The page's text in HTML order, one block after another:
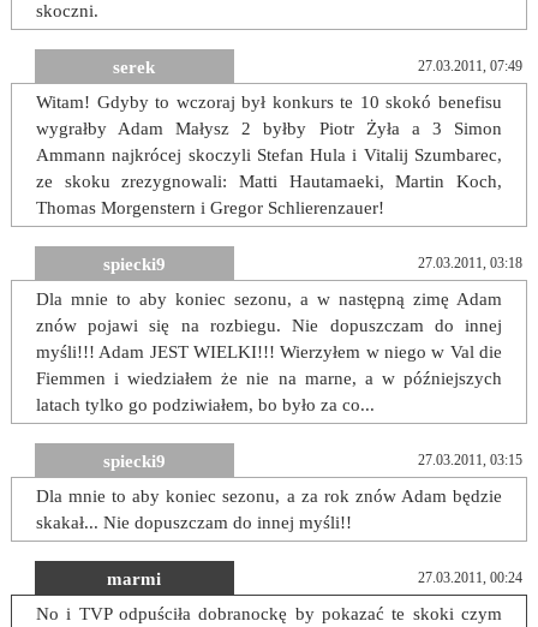
skoczni.
serek 27.03.2011, 07:49
Witam! Gdyby to wczoraj był konkurs te 10 skokó benefisu
wygrałby Adam Małysz 2 byłby Piotr Żyła a 3 Simon
Ammann najkrócej skoczyli Stefan Hula i Vitalij Szumbarec,
ze skoku zrezygnowali: Matti Hautamaeki, Martin Koch,
Thomas Morgenstern i Gregor Schlierenzauer!
spiecki9 27.03.2011, 03:18
Dla mnie to aby koniec sezonu, a w następną zimę Adam
znów pojawi się na rozbiegu. Nie dopuszczam do innej
myśli!!! Adam JEST WIELKI!!! Wierzyłem w niego w Val die
Fiemmen i wiedziałem że nie na marne, a w późniejszych
latach tylko go podziwiałem, bo było za co...
spiecki9 27.03.2011, 03:15
Dla mnie to aby koniec sezonu, a za rok znów Adam będzie
skakał... Nie dopuszczam do innej myśli!!
marmi 27.03.2011, 00:24
No i TVP odpuściła dobranockę by pokazać te skoki czym